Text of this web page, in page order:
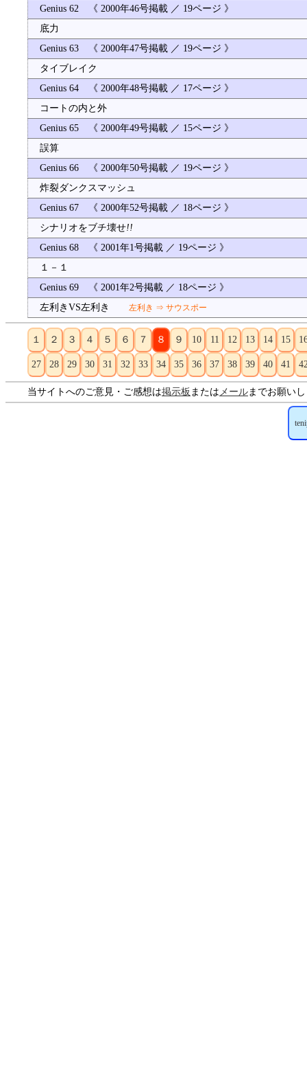
Genius 62 《 2000年46号掲載 ／ 19ページ 》
底力
Genius 63 《 2000年47号掲載 ／ 19ページ 》
タイブレイク
Genius 64 《 2000年48号掲載 ／ 17ページ 》
コートの内と外
Genius 65 《 2000年49号掲載 ／ 15ページ 》
誤算
Genius 66 《 2000年50号掲載 ／ 19ページ 》
炸裂ダンクスマッシュ
Genius 67 《 2000年52号掲載 ／ 18ページ 》
シナリオをブチ壊せ!!
Genius 68 《 2001年1号掲載 ／ 19ページ 》
１－１
Genius 69 《 2001年2号掲載 ／ 18ページ 》
左利きVS左利き 左利き ⇒ サウスポー
１ ２ ３ ４ ５ ６ ７ ８ ９ 10 11 12 13 14 15
27 28 29 30 31 32 33 34 35 36 37 38 39 40 41
当サイトへのご意見・ご感想は掲示板 または メールまでお願い